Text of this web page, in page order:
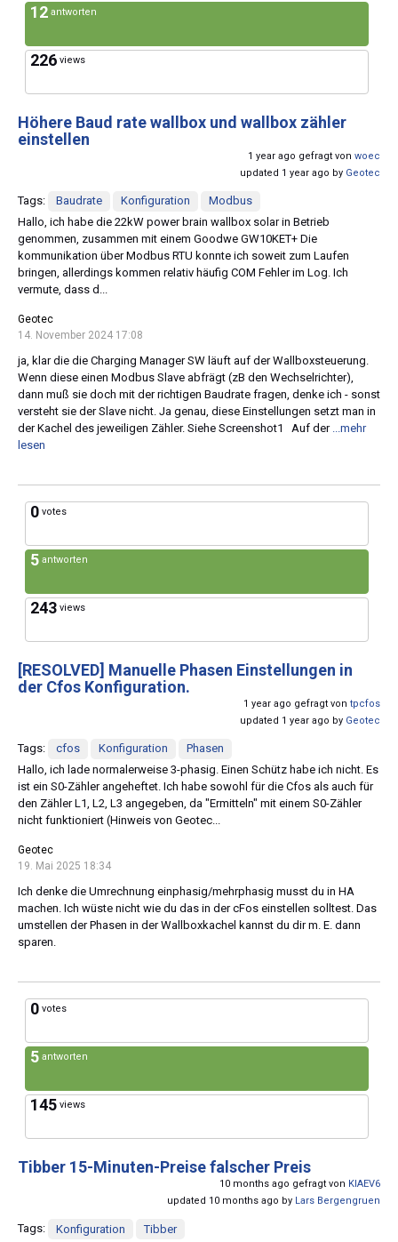
12 antworten
226 views
Höhere Baud rate wallbox und wallbox zähler
einstellen
1 year ago gefragt von woec
updated 1 year ago by Geotec
Tags: Baudrate Konfiguration
Modbus
Hallo, ich habe die 22kW power brain wallbox solar in Betrieb
genommen, zusammen mit einem Goodwe GW10KET+ Die
kommunikation über Modbus RTU konnte ich soweit zum Laufen
bringen, allerdings kommen relativ häufig COM Fehler im Log. Ich
vermute, dass d...
Geotec
14. November 2024 17:08
ja, klar die die Charging Manager SW läuft auf der Wallboxsteuerung.
Wenn diese einen Modbus Slave abfrägt (zB den Wechselrichter),
dann muß sie doch mit der richtigen Baudrate fragen, denke ich - sonst
versteht sie der Slave nicht. Ja genau, diese Einstellungen setzt man in
der Kachel des jeweiligen Zähler. Siehe Screenshot1 Auf der ...mehr
lesen
0 votes
5 antworten
243 views
[RESOLVED] Manuelle Phasen Einstellungen in
der Cfos Konfiguration.
1 year ago gefragt von tpcfos
updated 1 year ago by Geotec
Tags: cfos Konfiguration
Phasen
Hallo, ich lade normalerweise 3-phasig. Einen Schütz habe ich nicht. Es
ist ein S0-Zähler angeheftet. Ich habe sowohl für die Cfos als auch für
den Zähler L1, L2, L3 angegeben, da "Ermitteln" mit einem S0-Zähler
nicht funktioniert (Hinweis von Geotec...
Geotec
19. Mai 2025 18:34
Ich denke die Umrechnung einphasig/mehrphasig musst du in HA
machen. Ich wüste nicht wie du das in der cFos einstellen solltest. Das
umstellen der Phasen in der Wallboxkachel kannst du dir m. E. dann
sparen.
0 votes
5 antworten
145 views
Tibber 15-Minuten-Preise falscher Preis
10 months ago gefragt von KIAEV6
updated 10 months ago by Lars Bergengruen
Tags: Konfiguration
Tibber